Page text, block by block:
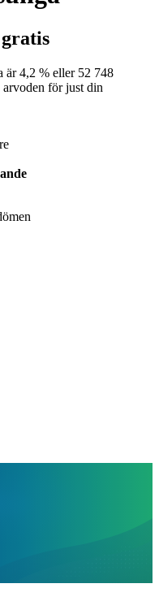
är4,2 % eller 52 748
för just din